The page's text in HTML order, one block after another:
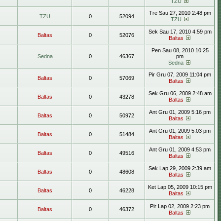
TZU 0 52094
Tre Sau 27, 2010 2:48 pm
TZU
Baltas 0 52076
Sek Sau 17, 2010 4:59 pm
Baltas
Sedna 0 46367
Pen Sau 08, 2010 10:25
pm
Sedna
Baltas 0 57069
Pir Gru 07, 2009 11:04 pm
Baltas
Baltas 0 43278
Sek Gru 06, 2009 2:48 am
Baltas
Baltas 0 50972
Ant Gru 01, 2009 5:16 pm
Baltas
Baltas 0 51484
Ant Gru 01, 2009 5:03 pm
Baltas
Baltas 0 49516
Ant Gru 01, 2009 4:53 pm
Baltas
Baltas 0 48608
Sek Lap 29, 2009 2:39 am
Baltas
Baltas 0 46228
Ket Lap 05, 2009 10:15 pm
Baltas
Baltas 0 46372
Pir Lap 02, 2009 2:23 pm
Baltas